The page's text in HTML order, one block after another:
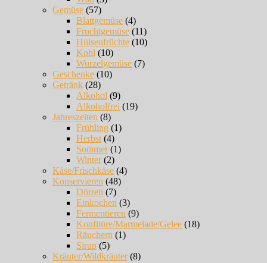
Gemüse (57)
Blattgemüse (4)
Fruchtgemüse (11)
Hülsenfrüchte (10)
Kohl (10)
Wurzelgemüse (7)
Geschenke (10)
Getränk (28)
Alkohol (9)
Alkoholfrei (19)
Jahreszeiten (8)
Frühling (1)
Herbst (4)
Sommer(1)
Winter(2)
Käse/Frischkäse (4)
Konservieren (48)
Dörren (7)
Einkochen (3)
Fermentieren (9)
Konfitüre/Marmelade/Gelee (18)
Räuchern (1)
Sirup (5)
Kräuter/Wildkräuter(8)